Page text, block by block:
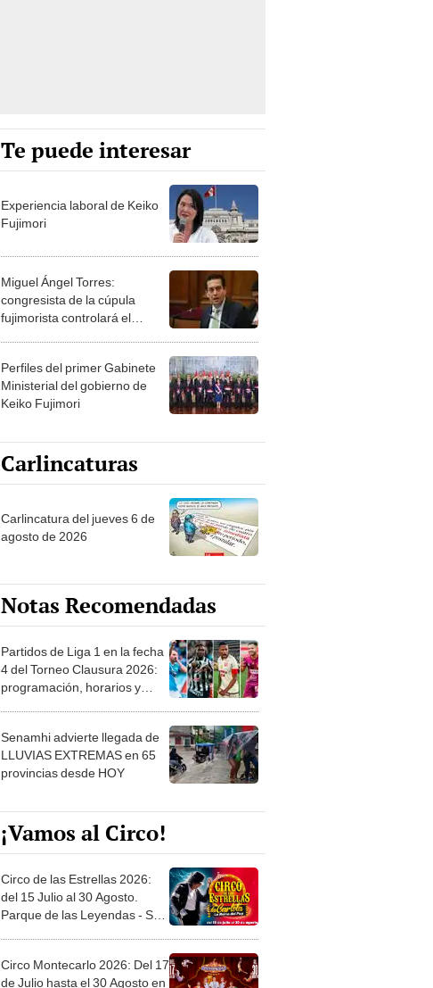
Te puede interesar
Experiencia laboral de Keiko
Fujimori
Miguel Ángel Torres:
congresista de la cúpula
fujimorista controlará el
Perfiles del primer Gabinete
Ministerial del gobierno de
Keiko Fujimori
Carlincaturas
Carlincatura del jueves 6 de
agosto de 2026
Notas Recomendadas
Partidos de Liga 1 en la fecha
4 del Torneo Clausura 2026:
programación, horarios y
Senamhi advierte llegada de
LLUVIAS EXTREMAS en 65
provincias desde HOY
¡Vamos al Circo!
Circo de las Estrellas 2026:
del 15 Julio al 30 Agosto.
Parque de las Leyendas - San
Circo Montecarlo 2026: Del 17
de Julio hasta el 30 Agosto en